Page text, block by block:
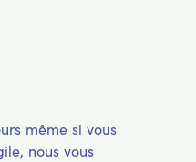
même si vous
nous vous